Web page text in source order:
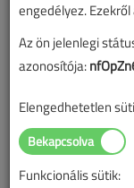
engedélyez.
Az ön jelenlegi
azonosítója:
Elengedhetetlen
Funkcionális sütik: